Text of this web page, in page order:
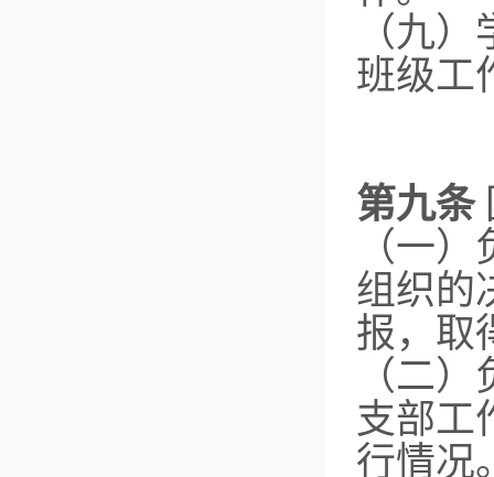
（九
班级工
第九条
（一
组织的
报，取
（二
支部工
行情况